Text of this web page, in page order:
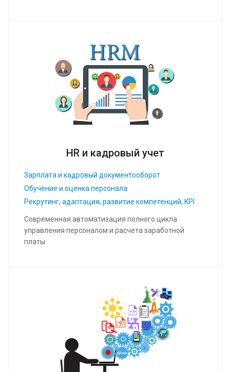
HR и кадровый учет
Зарплата и кадровый документооборот
Обучение и оценка персонала
Рекрутинг, адаптация, развитие компетенций, KPI
Современная автоматизация полного цикла
управления персоналом и расчета заработной
платы